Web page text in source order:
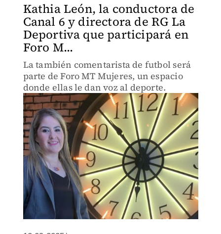
Kathia León, la conductora de
Canal 6 y directora de RG La
Deportiva que participará en
Foro M...
La también comentarista de futbol será
parte de Foro MT Mujeres, un espacio
donde ellas le dan voz al deporte.